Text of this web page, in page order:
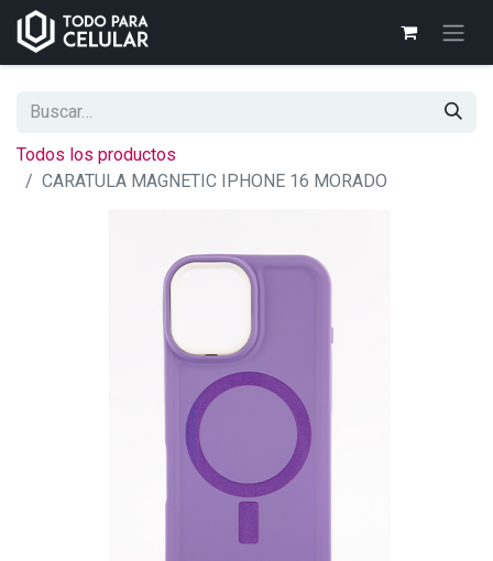
Todos los productos
CARATULA MAGNETIC IPHONE 16 MORADO